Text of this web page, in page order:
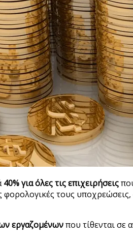
40% για όλες τις επιχειρήσεις
φορολογικές τους
εργαζομένωνπου τίθενται σε